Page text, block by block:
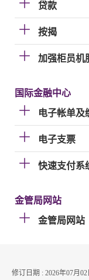
贷款
按揭
加强柜员机
国际金融中心
电子帐单及
电子支票
快速支付系
金管局网站
金管局网站
修订日期 : 2026年07月02